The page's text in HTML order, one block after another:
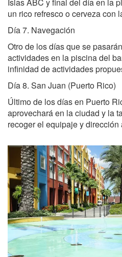
Islas ABC y final del día en la
un rico refresco o cerveza con
Día 7. Navegación
Otro de los días que se
actividades en la piscina del
infinidad de actividades
Día 8. San Juan (Puerto Rico)
Último de los días en Puerto
aprovechará en la ciudad y la
recoger el equipaje y dirección